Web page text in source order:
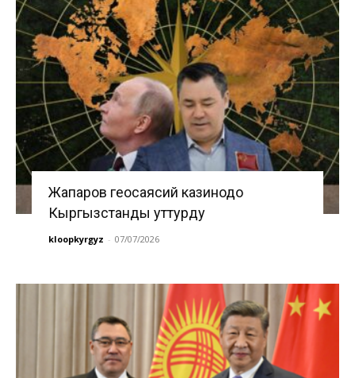
Жапаров геосаясий казинодо
Кыргызстанды уттурду
kloopkyrgyz - 07/07/2026